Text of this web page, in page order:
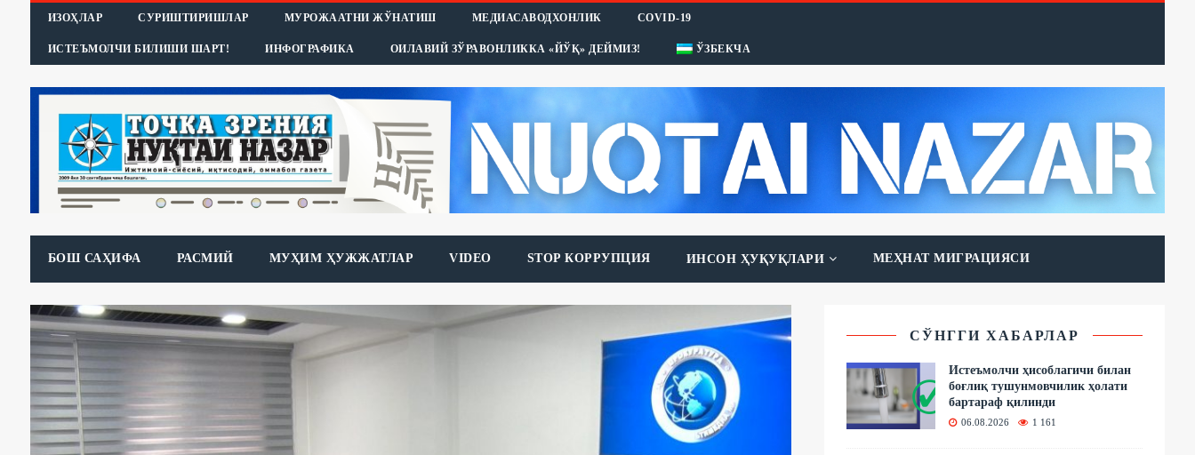
ИЗОҲЛАР СУРИШТИРИШЛАР МУРОЖААТНИ ЖЎНАТИШ МЕДИАСАВОДХОНЛИК COVID-19
ИСТЕЪМОЛЧИ БИЛИШИ ШАРТ! ИНФОГРАФИКА ОИЛАВИЙ ЗЎРАВОНЛИККА «ЙЎҚ» ДЕЙМИЗ! ЎЗБЕКЧА
БОШ САҲИФА РАСМИЙ МУҲИМ ҲУЖЖАТЛАР VIDEO STOP КОРРУПЦИЯ ИНСОН ҲУҚУҚЛАРИ МЕҲНАТ МИГРАЦИЯСИ
СЎНГГИ ХАБАРЛАР
Истеъмолчи ҳисоблагичи билан
боғлиқ тушунмовчилик ҳолати
бартараф қилинди
06.08.2026 1 161